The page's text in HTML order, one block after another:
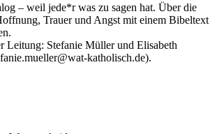
– weil jede*r was zu sagen hat. Über die
Trauer und Angst mit einem Bibeltext
Leitung: Stefanie Müller und Elisabeth
katholisch.de).